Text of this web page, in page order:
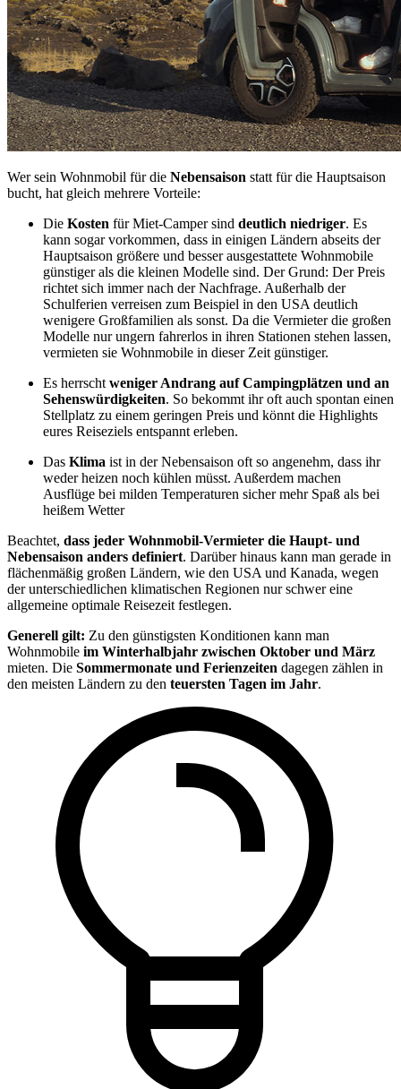
Wer sein Wohnmobil für die Nebensaison statt für die Hauptsaison
bucht, hat gleich mehrere Vorteile:
Die Kosten für Miet-Camper sind deutlich niedriger. Es
kann sogar vorkommen, dass in einigen Ländern abseits der
Hauptsaison größere und besser ausgestattete Wohnmobile
günstiger als die kleinen Modelle sind. Der Grund: Der Preis
richtet sich immer nach der Nachfrage. Außerhalb der
Schulferien verreisen zum Beispiel in den USA deutlich
wenigere Großfamilien als sonst. Da die Vermieter die großen
Modelle nur ungern fahrerlos in ihren Stationen stehen lassen,
vermieten sie Wohnmobile in dieser Zeit günstiger.
Es herrschtweniger Andrang auf Campingplätzen und an
Sehenswürdigkeiten. So bekommt ihr oft auch spontan einen
Stellplatz zu einem geringen Preis und könnt die Highlights
eures Reiseziels entspannt erleben.
Das Klima ist in der Nebensaison oft so angenehm, dass ihr
weder heizen noch kühlen müsst. Außerdem machen
Ausflüge bei milden Temperaturen sicher mehr Spaß als bei
heißem Wetter
Beachtet, dass jeder Wohnmobil-Vermieter die Haupt- und
Nebensaison anders definiert. Darüber hinaus kann man gerade in
flächenmäßig großen Ländern, wie den USA und Kanada, wegen
der unterschiedlichen klimatischen Regionen nur schwer eine
allgemeine optimale Reisezeit festlegen.
Generell gilt: Zu den günstigsten Konditionen kann man
Wohnmobile im Winterhalbjahr zwischen Oktober und März
mieten. Die Sommermonate und Ferienzeiten dagegen zählen in
den meisten Ländern zu den teuersten Tagen im Jahr.